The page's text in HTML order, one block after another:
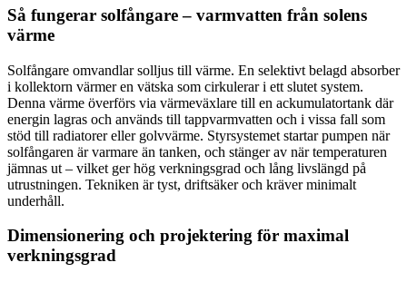
Så fungerar solfångare – varmvatten från solens
värme
Solfångare omvandlar solljus till värme. En selektivt belagd absorber
i kollektorn värmer en vätska som cirkulerar i ett slutet system.
Denna värme överförs via värmeväxlare till en ackumulatortank där
energin lagras och används till tappvarmvatten och i vissa fall som
stöd till radiatorer eller golvvärme. Styrsystemet startar pumpen när
solfångaren är varmare än tanken, och stänger av när temperaturen
jämnas ut – vilket ger hög verkningsgrad och lång livslängd på
utrustningen. Tekniken är tyst, driftsäker och kräver minimalt
underhåll.
Dimensionering och projektering för maximal
verkningsgrad